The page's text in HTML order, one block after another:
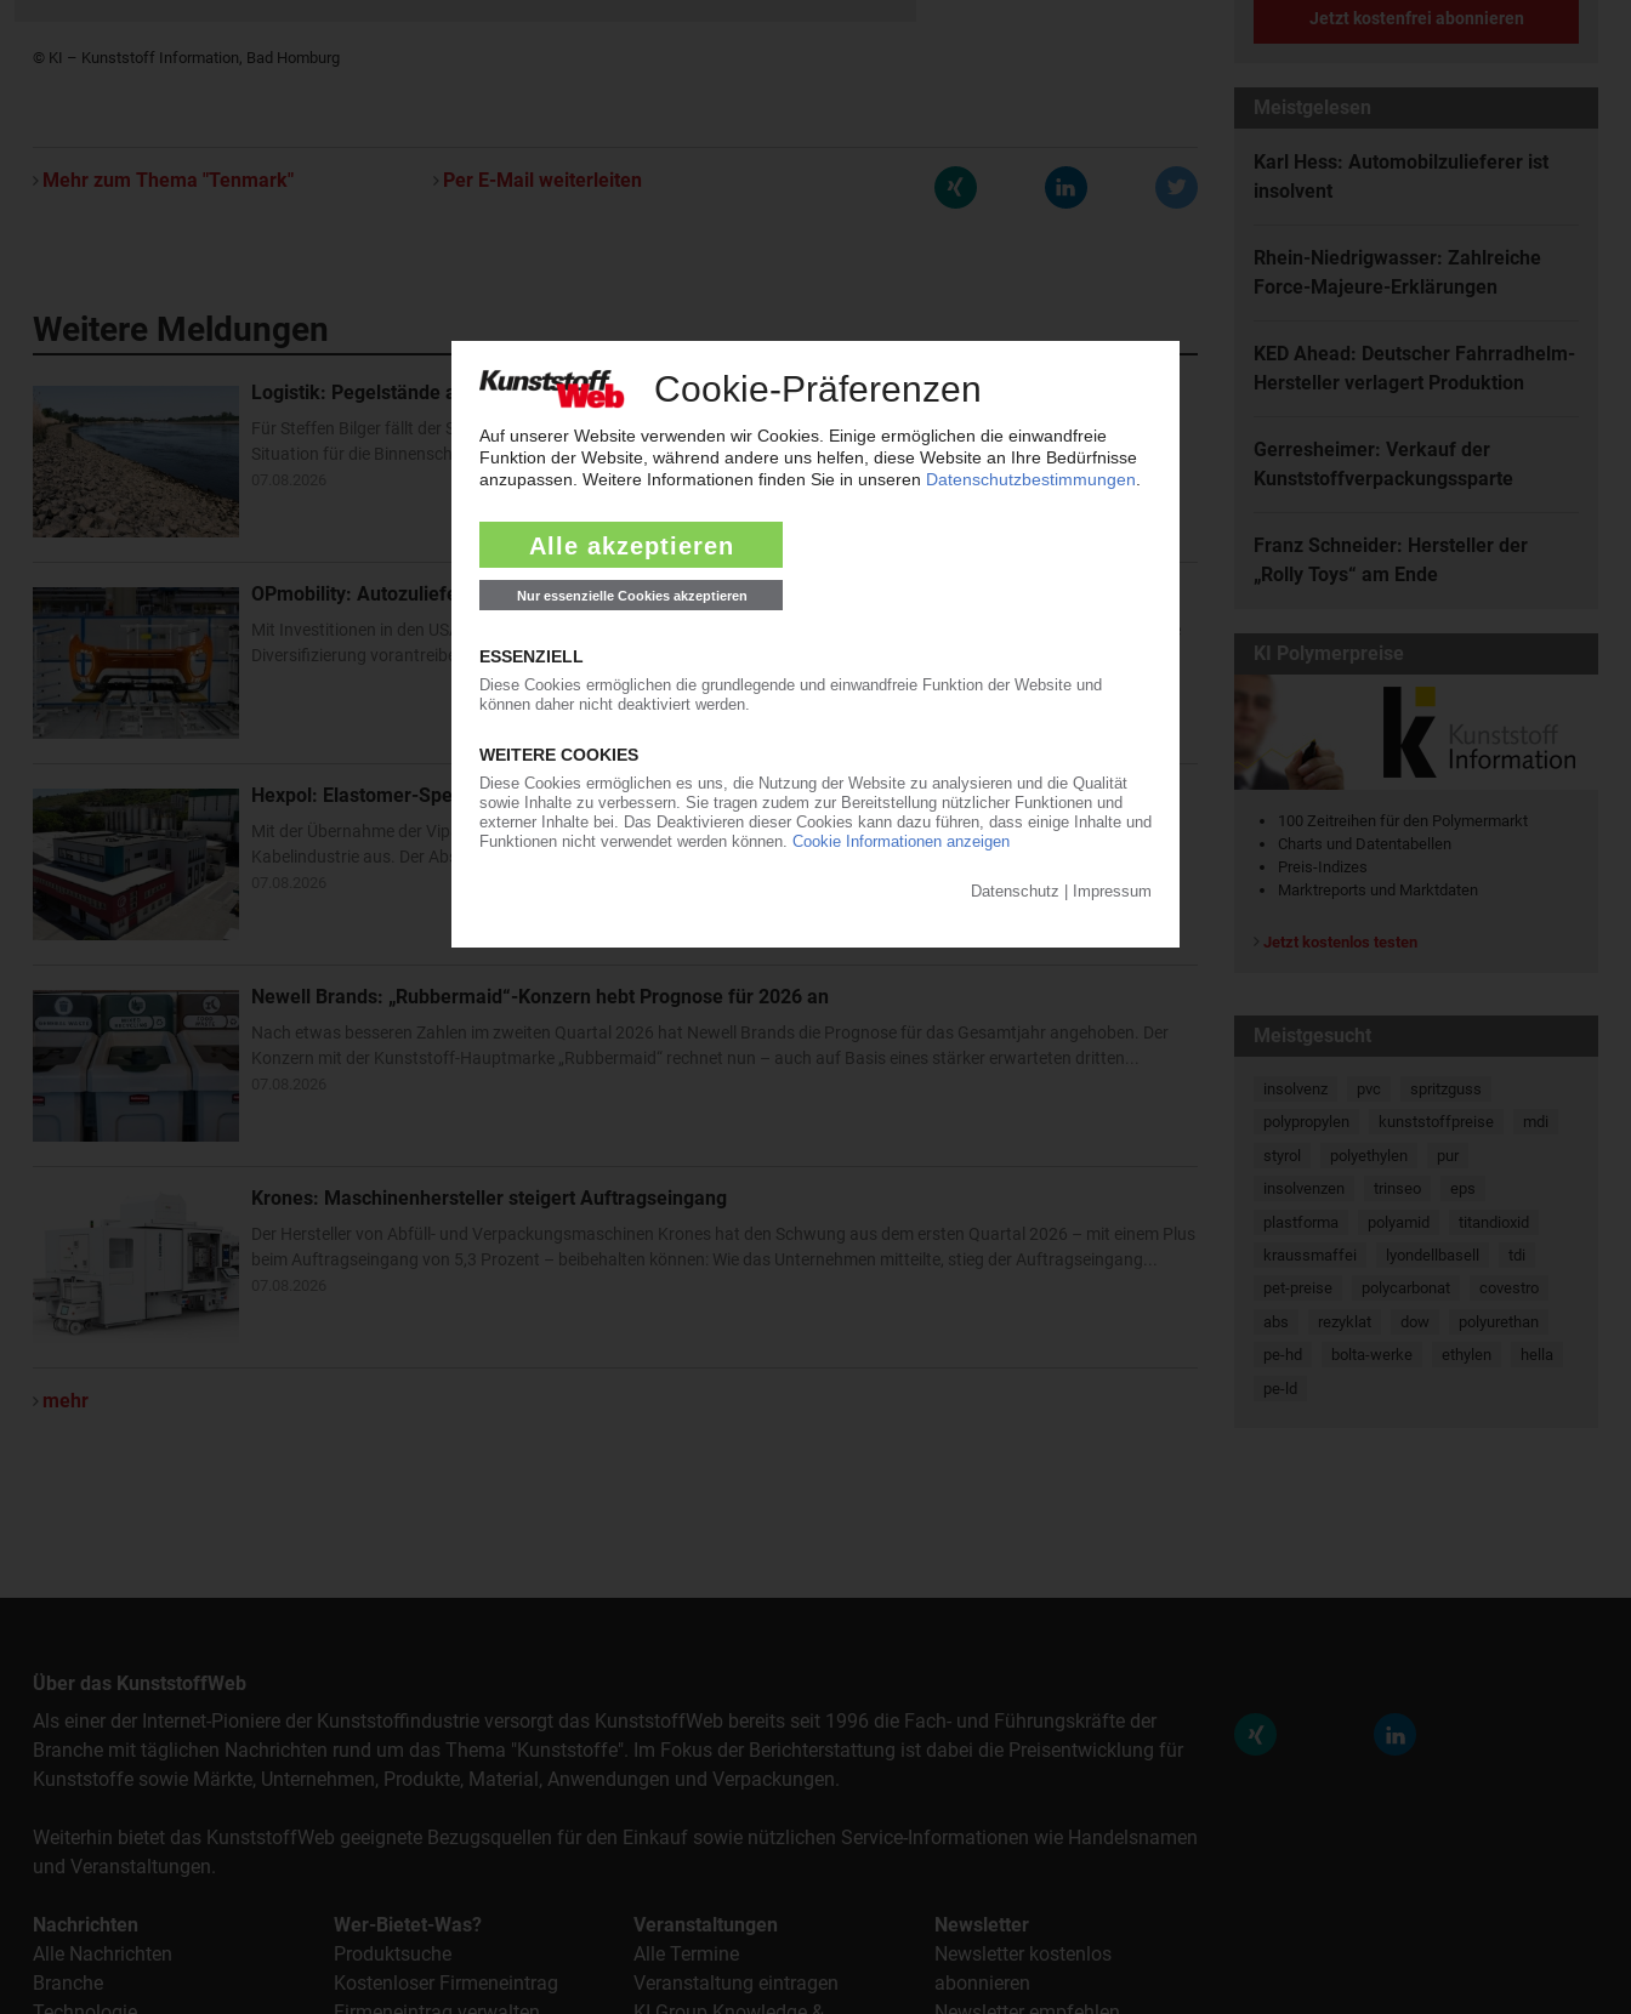
© KI – Kunststoff Information, Bad Homburg
Mehr zum Thema "Tenmark" Per E-Mail weiterleiten
Weitere Meldungen
Logistik: Pegelstände am Rhein erreichen neues Rekordtief
Für Steffen Bilger fällt der Sommerurlaub derzeit so flach wie das Niedrigwasser im Rhein. Angesichts der dramatischen
Situation für die Binnenschifffahrt hat der frisch gekürte Bundesverkehrsminister zur Konferenz nach Bonn geladen. Dort...
OPmobility: Autozulieferer verstärkt Präsenz in den USA und Asien
Mit Investitionen in den USA und Asien will der Automobilzulieferer OPmobility – die frühere Plastic Omnium – seine regionale
Diversifizierung vorantreiben. Im US-Bundesstaat Ohio errichtet der familiengeführte Automobilzulieferer ein...
Hexpol: Elastomer-Spezialist kauft den PVC-Compoundeur Vipa
Mit der Übernahme der Vipa Group baut Hexpol die geografische Präsenz sowie das Geschäft mit Compounds für die
Kabelindustrie aus. Der Abschluss der Transaktion werde noch für das laufende dritte Quartal 2026 erwartet, teilt der...
Newell Brands: „Rubbermaid“-Konzern hebt Prognose für 2026 an
Nach etwas besseren Zahlen im zweiten Quartal 2026 hat Newell Brands die Prognose für das Gesamtjahr angehoben. Der
Konzern mit der Kunststoff-Hauptmarke „Rubbermaid“ rechnet nun – auch auf Basis eines stärker erwarteten dritten...
Krones: Maschinenhersteller steigert Auftragseingang
Der Hersteller von Abfüll- und Verpackungsmaschinen Krones hat den Schwung aus dem ersten Quartal 2026 – mit einem Plus
beim Auftragseingang von 5,3 Prozent – beibehalten können: Wie das Unternehmen mitteilte, stieg der Auftragseingang...
mehr
Jetzt kostenfrei abonnieren
Meistgelesen
Karl Hess: Automobilzulieferer ist
insolvent
Rhein-Niedrigwasser: Zahlreiche
Force-Majeure-Erklärungen
KED Ahead: Deutscher Fahrradhelm-
Hersteller verlagert Produktion
Gerresheimer: Verkauf der
Kunststoffverpackungssparte
Franz Schneider: Hersteller der
„Rolly Toys“ am Ende
KI Polymerpreise
100 Zeitreihen für den Polymermarkt
Charts und Datentabellen
Preis-Indizes
Marktreports und Marktdaten
Jetzt kostenlos testen
Meistgesucht
insolvenz pvc
spritzguss
polypropylen
kunststoffpreise
mdi
styrol
polyethylen
pur
insolvenzen
trinseo
eps
plastforma
polyamid
titandioxid
kraussmaffei
lyondellbasell
tdi
pet-preise
polycarbonat
covestro
abs
rezyklat dow
polyurethan
pe-hd
bolta-werke ethylen
hella
pe-ld
Über das KunststoffWeb
Als einer der Internet-Pioniere der Kunststoffindustrie versorgt das KunststoffWeb bereits seit 1996 die Fach- und Führungskräfte der
Branche mit täglichen Nachrichten rund um das Thema "Kunststoffe". Im Fokus der Berichterstattung ist dabei die Preisentwicklung für
Kunststoffe sowie Märkte, Unternehmen, Produkte, Material, Anwendungen und Verpackungen.
Weiterhin bietet das KunststoffWeb geeignete Bezugsquellen für den Einkauf sowie nützlichen Service-Informationen wie Handelsnamen
und Veranstaltungen.
Nachrichten
Alle Nachrichten
Branche
Wer-Bietet-Was?
Produktsuche
Kostenloser Firmeneintrag
Veranstaltungen
Alle Termine
Veranstaltung eintragen
Newsletter
Newsletter kostenlos
abonnieren